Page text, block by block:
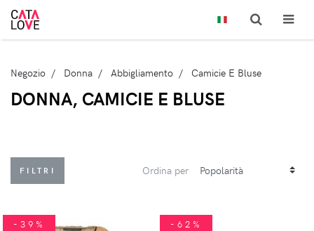
Negozio Donna Abbigliamento Camicie E Bluse
DONNA, CAMICIE E BLUSE
FILTRI Ordina per
-39% -62%